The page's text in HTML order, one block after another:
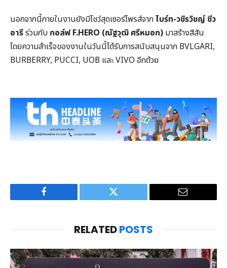
นอกจากนี้ภายในงานยังมีโชว์สุดเซอร์ไพรส์จากไบร์ท-วชิรวิชญ์ ชีว
อารีร่วมกับ กอล์ฟ F.HERO (ณัฐวุฒิ ศรีหมอก) มาสร้างสีสัน
โดยความสำเร็จของงานในวันนี้ได้รับการสนับสนุนจาก BVLGARI,
BURBERRY, PUCCI, UOB และ VIVO อีกด้วย
Facebook Twitter Email
RELATEDPOSTS